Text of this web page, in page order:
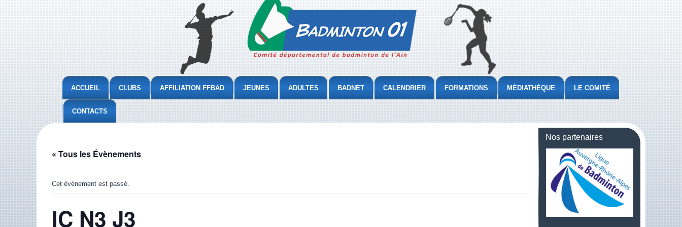
ACCUEIL CLUBS AFFILIATION FFBAD JEUNES ADULTES BADNET CALENDRIER FORMATIONS MÉDIATHÈQUE LE COMITÉ
CONTACTS
« Tous les Évènements
Cet évènement est passé.
IC N3 J3
Nos partenaires